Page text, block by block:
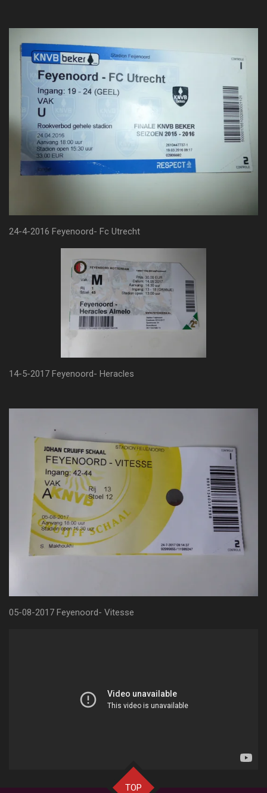
24-4-2016 Feyenoord- Fc Utrecht
14-5-2017 Feyenoord- Heracles
05-08-2017 Feyenoord- Vitesse
TOP